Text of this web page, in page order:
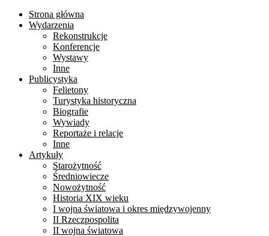
Strona główna
Wydarzenia
Rekonstrukcje
Konferencje
Wystawy
Inne
Publicystyka
Felietony
Turystyka historyczna
Biografie
Wywiady
Reportaże i relacje
Inne
Artykuły
Starożytność
Średniowiecze
Nowożytność
Historia XIX wieku
I wojna światowa i okres międzywojenny
II Rzeczpospolita
II wojna światowa